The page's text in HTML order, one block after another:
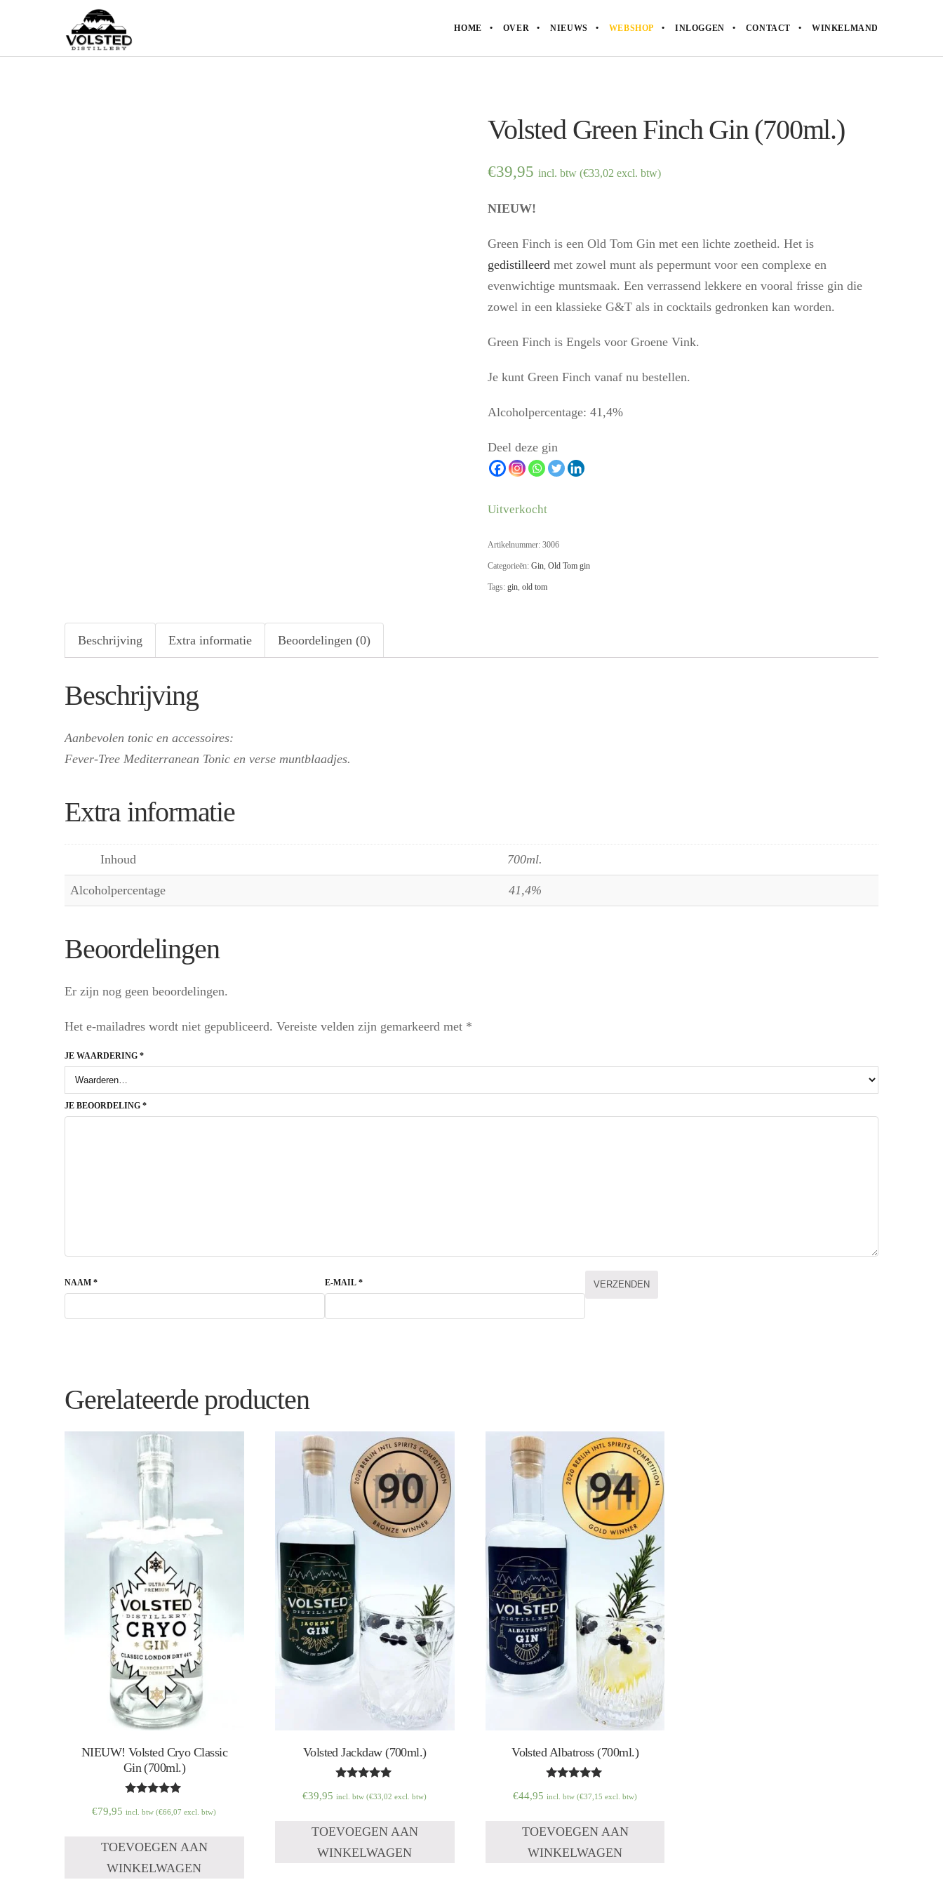
HOME OVER NIEUWS WEBSHOP INLOGGEN CONTACT WINKELMAND
Volsted Green Finch Gin (700ml.)
€39,95 incl. btw (€33,02 excl. btw)
NIEUW!
Green Finch is een Old Tom Gin met een lichte zoetheid. Het is
gedistilleerd met zowel munt als pepermunt voor een complexe en
evenwichtige muntsmaak. Een verrassend lekkere en vooral frisse gin die
zowel in een klassieke G&T als in cocktails gedronken kan worden.
Green Finch is Engels voor Groene Vink.
Je kunt Green Finch vanaf nu bestellen.
Alcoholpercentage: 41,4%
Deel deze gin
Uitverkocht
Artikelnummer:3006
Categorieën:Gin,Old Tom gin
Tags:gin,old tom
Beschrijving Extra informatie Beoordelingen (0)
Beschrijving
Aanbevolen tonic en accessoires:
Fever-Tree Mediterranean Tonic en verse muntblaadjes.
Extra informatie
Inhoud 700ml.
Alcoholpercentage 41,4%
Beoordelingen
Er zijn nog geen beoordelingen.
Het e-mailadres wordt niet gepubliceerd. Vereiste velden zijn gemarkeerd met *
JE WAARDERING *
JE BEOORDELING *
NAAM * E-MAIL*
Gerelateerde producten
NIEUW! Volsted Cryo Classic
Gin (700ml.)
5.00
€79,95 incl. btw (€66,07 excl. btw)
TOEVOEGEN AAN
WINKELWAGEN
Volsted Jackdaw (700ml.)
5.00
€39,95 incl. btw (€33,02 excl. btw)
TOEVOEGEN AAN
WINKELWAGEN
Volsted Albatross (700ml.)
5.00
€44,95 incl. btw (€37,15 excl. btw)
TOEVOEGEN AAN
WINKELWAGEN